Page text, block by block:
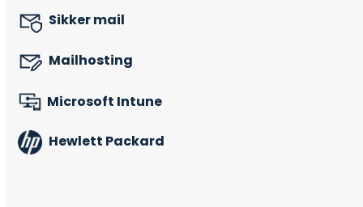
Sikker mail
Mailhosting
Microsoft Intune
Hewlett Packard